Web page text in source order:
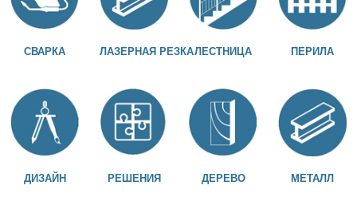
СВАРКА ЛАЗЕРНАЯ РЕЗКАЛЕСТНИЦА ПЕРИЛА
ДИЗАЙН РЕШЕНИЯ ДЕРЕВО МЕТАЛЛ